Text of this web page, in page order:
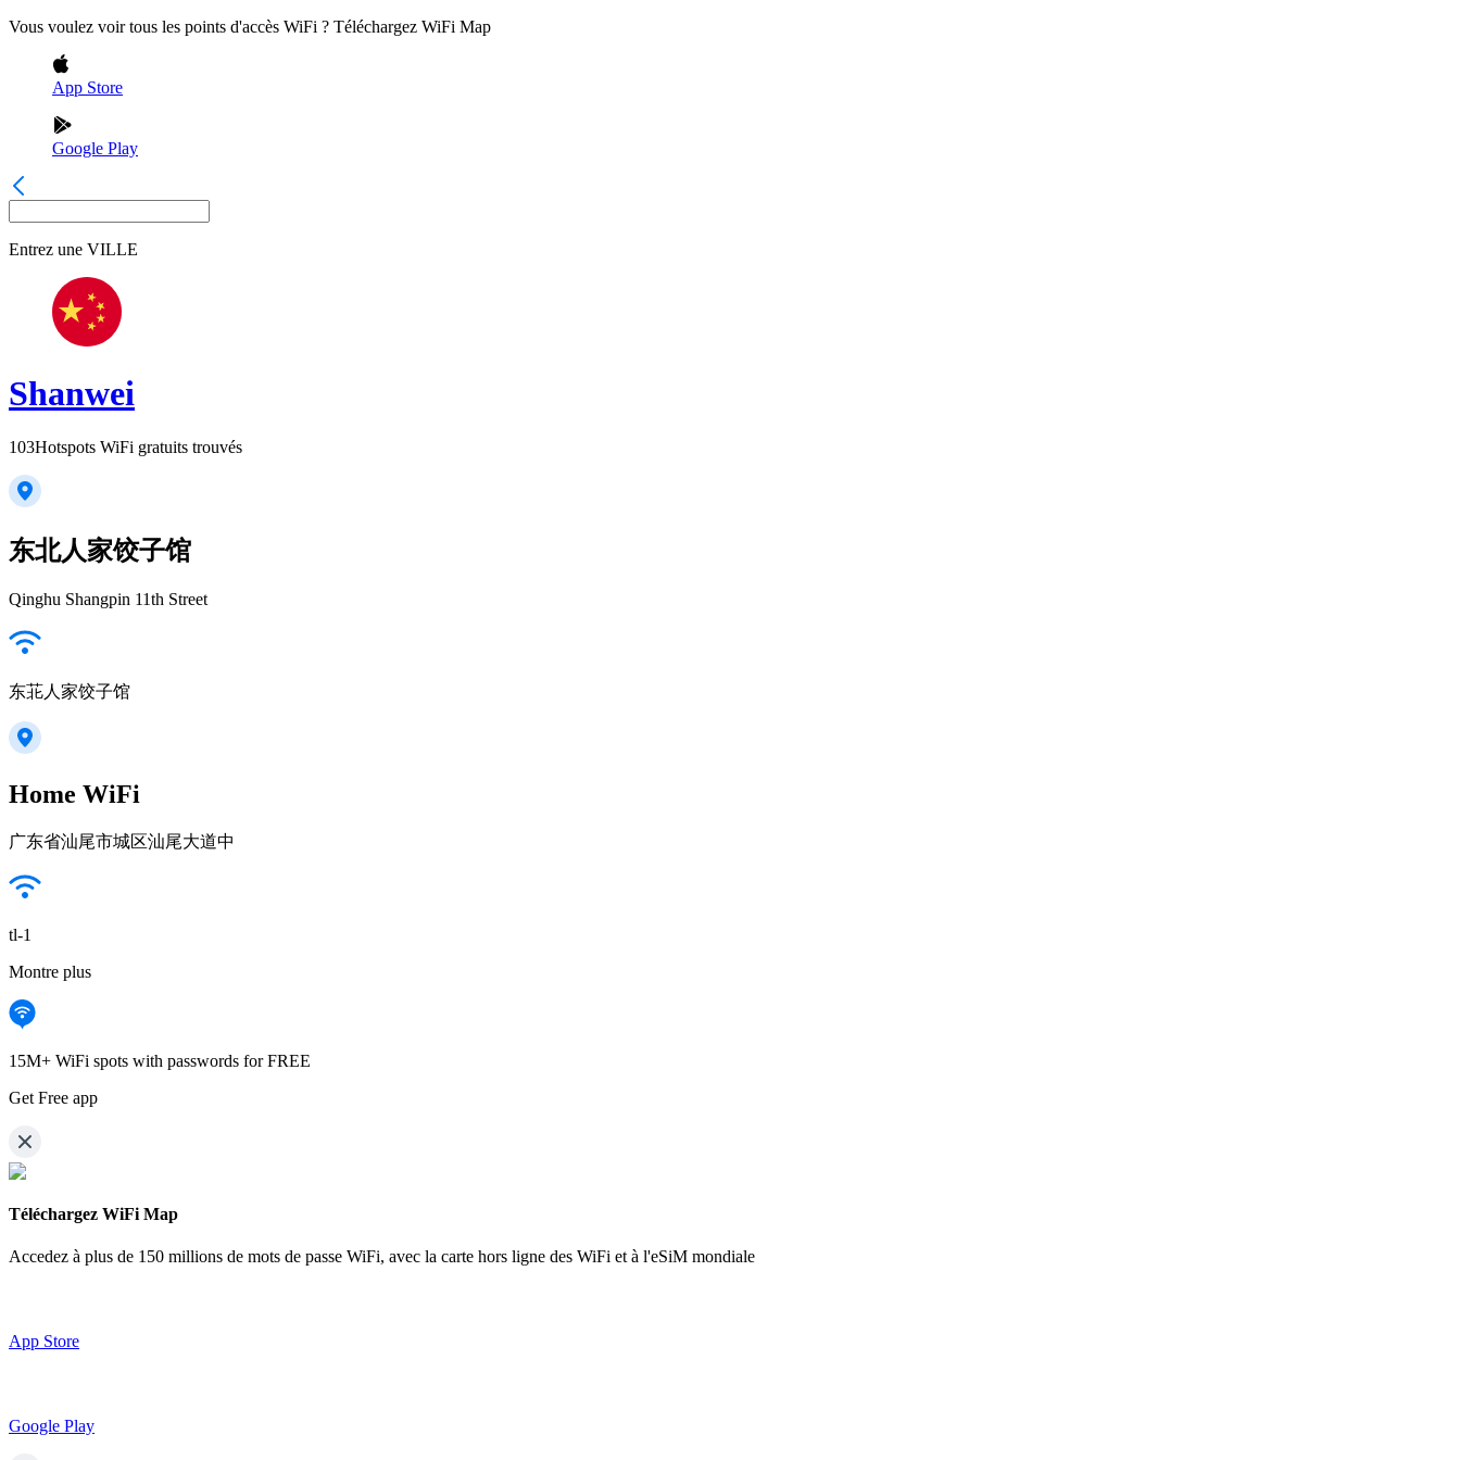
Vous voulez voir tous les points d'accès WiFi ? Téléchargez WiFi Map
App Store
Google Play
Entrez une VILLE
Shanwei
103Hotspots WiFi gratuits trouvés
东北人家饺子馆
Qinghu Shangpin 11th Street
东苝人家饺子馆
Home WiFi
广东省汕尾市城区汕尾大道中
tl-1
Montre plus
15M+ WiFi spots with passwords for FREE
Get Free app
Téléchargez WiFi Map
Accedez à plus de 150 millions de mots de passe WiFi, avec la carte hors ligne des WiFi et à l'eSiM mondiale
App Store
Google Play